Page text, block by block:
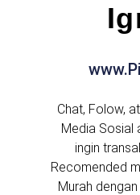
Chat, Folow,
Media Sosial
ingin
Recomended
Murah